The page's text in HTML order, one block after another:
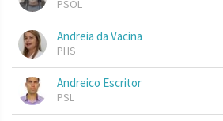
PSOL
Andreia da Vacina
PHS
Andreico Escritor
PSL